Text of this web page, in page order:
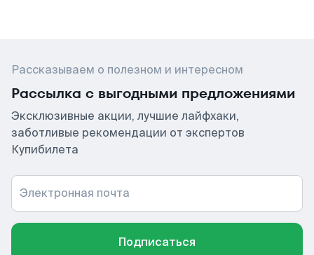
Рассказываем о полезном и интересном
Рассылка с выгодными предложениями
Эксклюзивные акции, лучшие лайфхаки,
заботливые рекомендации от экспертов
Купибилета
Электронная почта
Подписаться